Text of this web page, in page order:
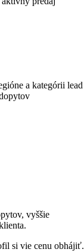
a kategórii lead
vyššie
si vie cenu obhájiť.